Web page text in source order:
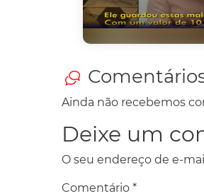
Ainda não recebemos
Deixe um
O seu endereço de e-
Comentário *